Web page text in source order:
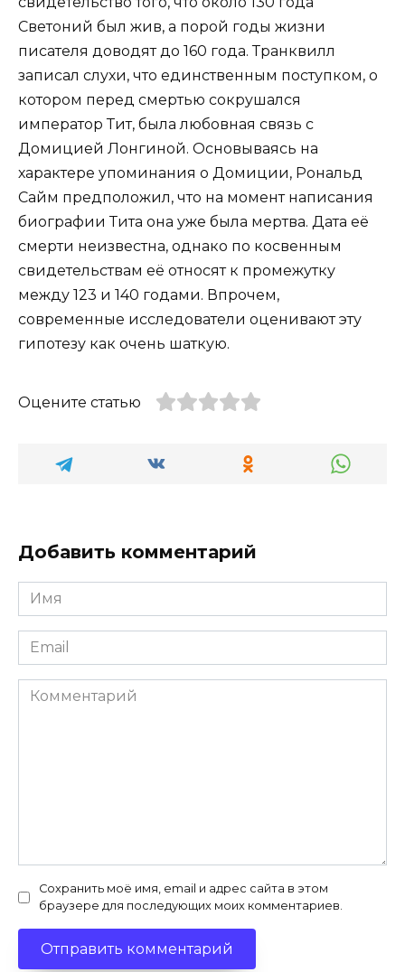
Светоний был жив, а порой годы жизни
писателя доводят до 160 года. Транквилл
записал слухи, что единственным поступком, о
котором перед смертью сокрушался
император Тит, была любовная связь с
Домицией Лонгиной. Основываясь на
характере упоминания о Домиции, Рональд
Сайм предположил, что на момент написания
биографии Тита она уже была мертва. Дата её
смерти неизвестна, однако по косвенным
свидетельствам её относят к промежутку
между 123 и 140 годами. Впрочем,
современные исследователи оценивают эту
гипотезу как очень шаткую.
Оцените статью
Добавить комментарий
Имя
*
Email
*
Комментарий
Сохранить моё имя, email и адрес сайта в этом
браузере для последующих моих комментариев.